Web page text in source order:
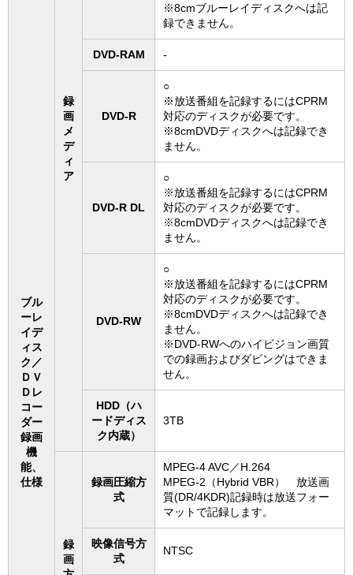
ブル
ーレ
イデ
ィス
ク／
ＤＶ
Ｄレ
コー
ダー
録画
機
能、
仕様
録
画
メ
デ
ィ
ア
※8cmブルーレイディスクへは記
録できません。
DVD-RAM -
DVD-R
○
※放送番組を記録するにはCPRM
対応のディスクが必要です。
※8cmDVDディスクへは記録でき
ません。
DVD-R DL
○
※放送番組を記録するにはCPRM
対応のディスクが必要です。
※8cmDVDディスクへは記録でき
ません。
DVD-RW
○
※放送番組を記録するにはCPRM
対応のディスクが必要です。
※8cmDVDディスクへは記録でき
ません。
※DVD-RWへのハイビジョン画質
での録画およびダビングはできま
せん。
HDD（ハ
ードディス
ク内蔵）
3TB
録
画
録画圧縮方
式
MPEG-4 AVC／H.264
MPEG-2（Hybrid VBR） 放送画
質(DR/4KDR)記録時は放送フォー
マットで記録します。
映像信号方
式
NTSC